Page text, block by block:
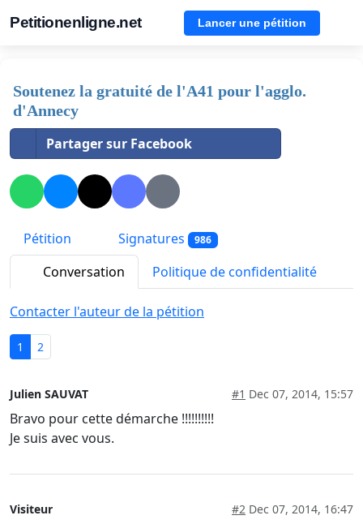
Petitionenligne.net Lancer une pétition
Soutenez la gratuité de l'A41 pour l'agglo.
d'Annecy
Partager sur Facebook
Pétition Signatures 986
Conversation Politique de confidentialité
Contacter l'auteur de la pétition
1 2
Julien SAUVAT #1 Dec 07, 2014, 15:57
Bravo pour cette démarche !!!!!!!!!!
Je suis avec vous.
Visiteur #2 Dec 07, 2014, 16:47